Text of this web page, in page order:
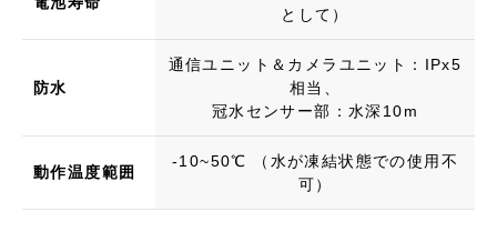
として）
防水
通信ユニット＆カメラユニット：IPx5
相当、
冠水センサー部：水深10m
動作温度範囲
-10~50℃ （水が凍結状態での使用不
可）